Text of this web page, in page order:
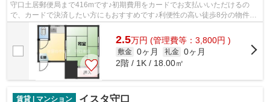
守口土居郵便局まで416mです♪初期費用をカードでお支払いいただけるの
で、カードで決済したい方にもおすすめです♪利便性の高い徒歩8分の物件で
す♪防犯対策もバッチリなマンションタイ...
2.5万円 (管理費等：3,800円 )
敷金 0ヶ月 礼金 0ヶ月
2階 / 1K / 18.00㎡
賃貸 | マンション イスタ守口